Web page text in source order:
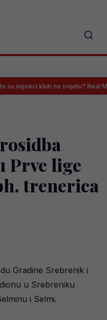
klub na svijetu? Real Madrid
Prve lige
trenerica
Gradine Srebrenik i
u Srebreniku
i Selmi.